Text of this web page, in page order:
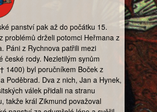
panství pak až do počátku 15.
problémů drželi potomci Heřmana z
Páni z Rychnova patřili mezi
české rody. Nezletilým synům
1400) byl poručníkem Boček z
Poděbrad. Dva z nich, Jan a Hynek,
válek přidali na stranu
takže král Zikmund považoval